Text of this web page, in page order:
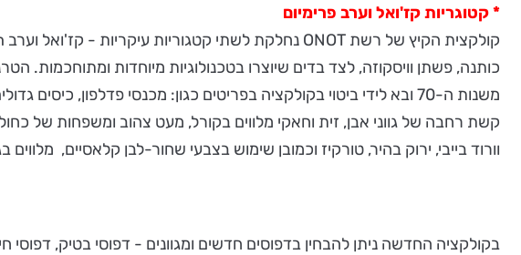
*קטוגריות קז'ואל וערב פרימיום
כותנה, פשתן וויסקוזה, לצד בדים שיוצרו בטכנולוגיות מיוחדות
משנות ה-70 ובא לידי ביטוי בקולקציה בפריטים כגון: מכנסי פדלפון,
קשת רחבה של גווני אבן, זית וחאקי מלווים בקורל, מעט צהוב ומשפחות של
וורוד בייבי, ירוק בהיר, טורקיז וכמובן שימוש בצבעי שחור-לבן קלאסיים, מלווים
בקולקציה החדשה ניתן להבחין בדפוסים חדשים ומגוונים - דפוסי בטיק, דפוסי